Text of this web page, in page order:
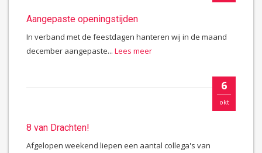
Aangepaste openingstijden
In verband met de feestdagen hanteren wij in de maand
december aangepaste... Lees meer
6
okt
8 van Drachten!
Afgelopen weekend liepen een aantal collega's van